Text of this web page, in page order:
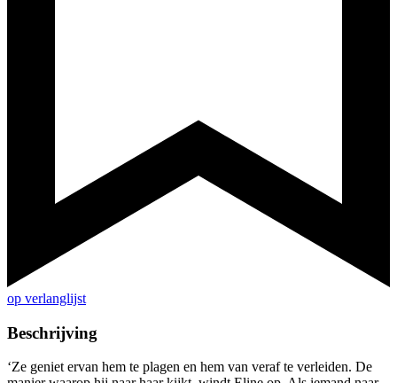
op verlanglijst
Beschrijving
‘Ze geniet ervan hem te plagen en hem van veraf te verleiden. De